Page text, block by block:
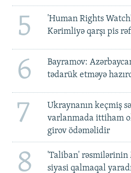
5
'Human Rights
Kərimliyə qarşı pis
6
Bayramov:
tədarük etməyə
7
Ukraynanın keçmiş
varlanmada ittiham
girov ödəməlidir
8
'Taliban' rəsmilərinin
siyasi qalmaqal